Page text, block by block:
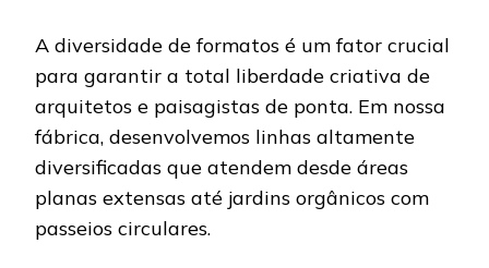
A diversidade de formatos é um fator crucial
para garantir a total liberdade criativa de
arquitetos e paisagistas de ponta. Em nossa
fábrica, desenvolvemos linhas altamente
diversificadas que atendem desde áreas
planas extensas até jardins orgânicos com
passeios circulares.